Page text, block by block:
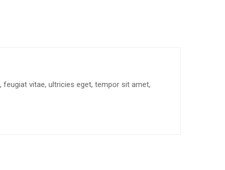
vitae, ultricies eget, tempor sit amet,